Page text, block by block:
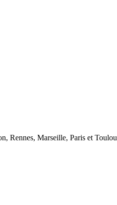
Rennes, Marseille, Paris et